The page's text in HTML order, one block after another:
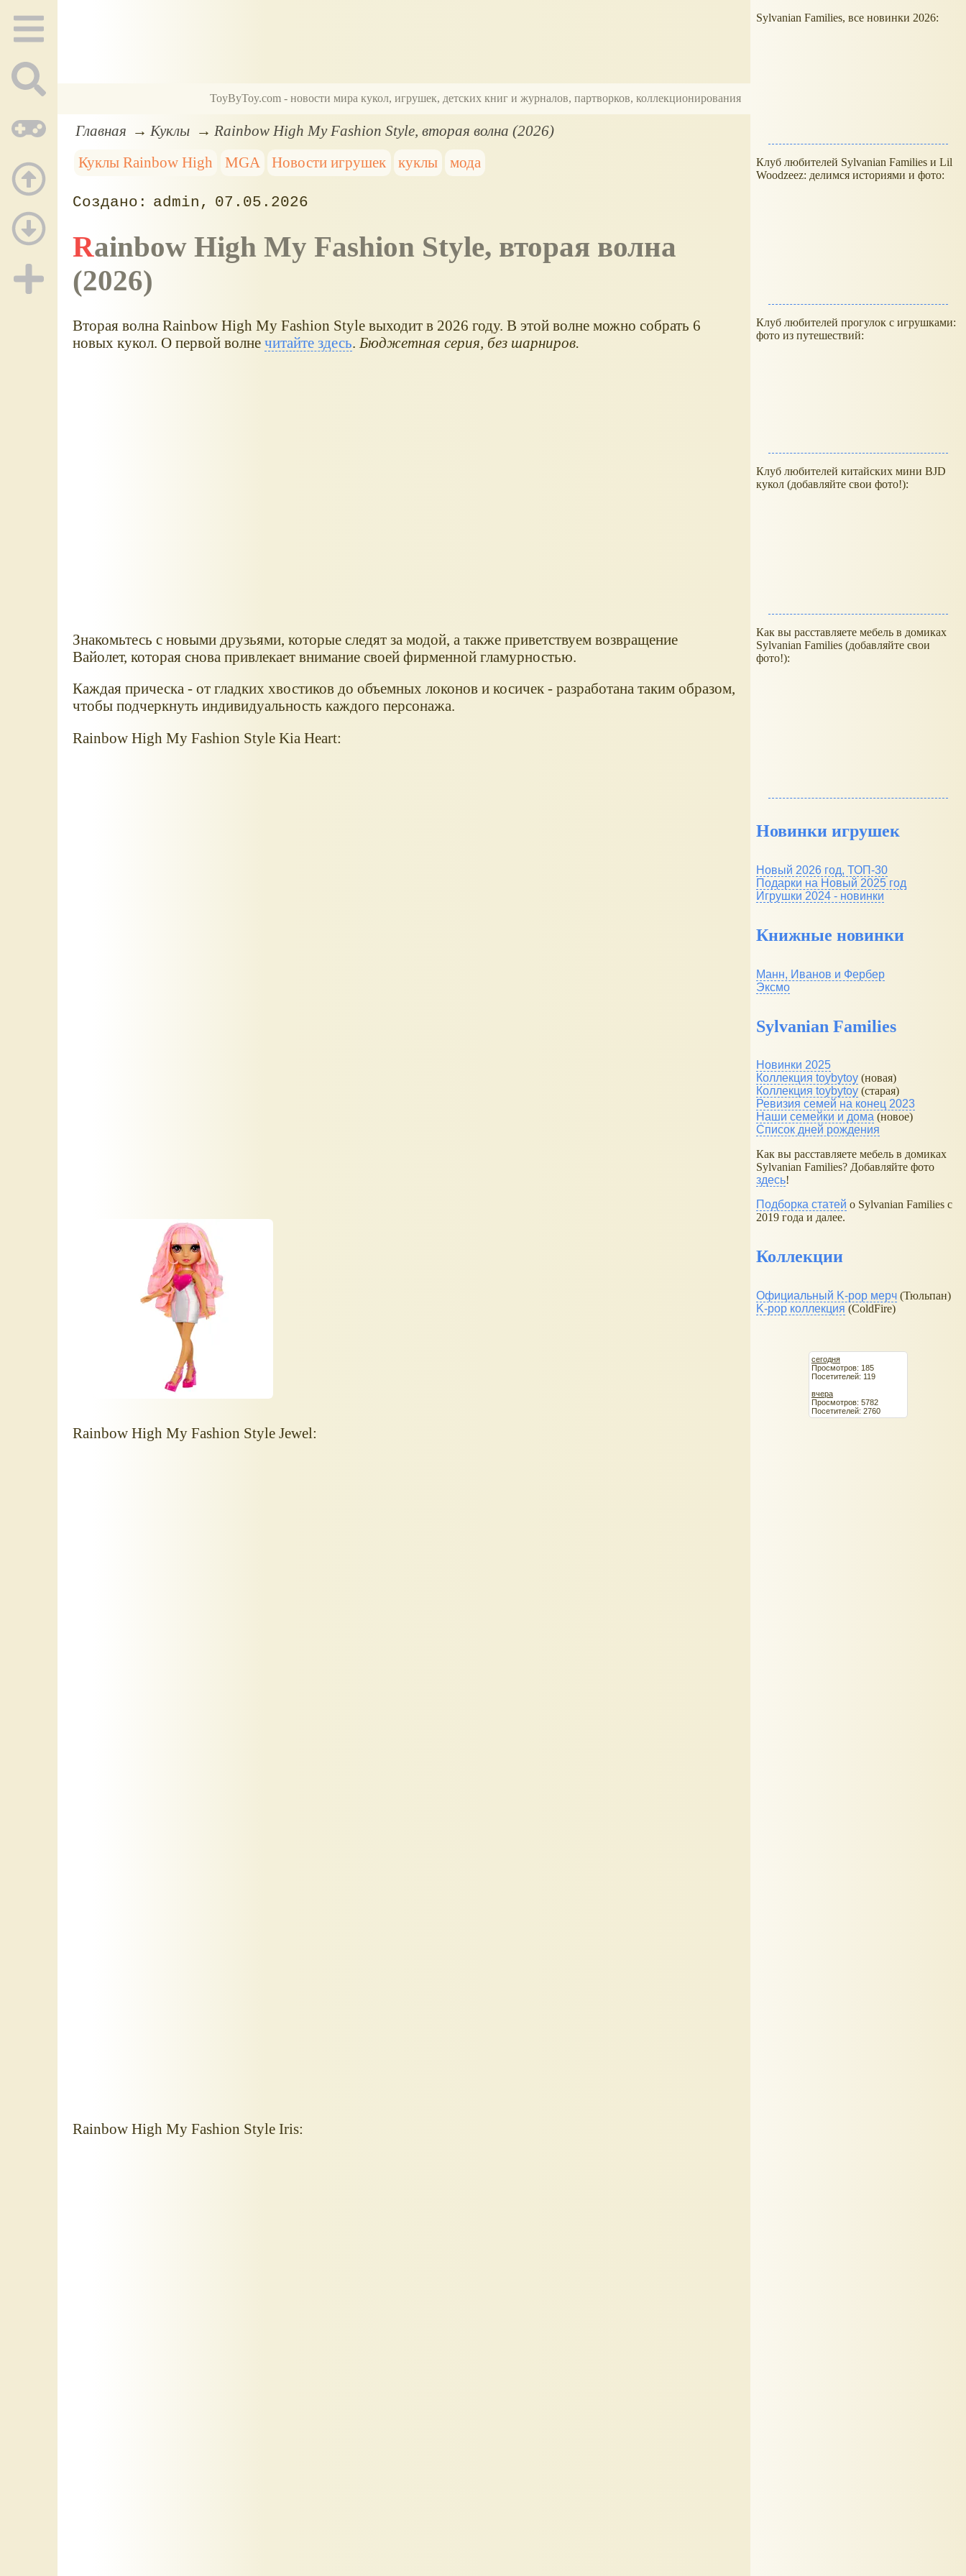
ToyByToy.com - новости мира кукол, игрушек, детских книг и журналов, партворков, коллекционирования
Главная Куклы
Rainbow High My Fashion Style, вторая волна (2026)
Куклы Rainbow High
MGA Новости игрушек куклы мода
admin 07.05.2026
Rainbow High My Fashion Style, вторая волна
(2026)
Вторая волна Rainbow High My Fashion Style выходит в 2026 году. В этой волне можно собрать 6
новых кукол. О первой волне читайте здесь. Бюджетная серия, без шарниров.
Знакомьтесь с новыми друзьями, которые следят за модой, а также приветствуем возвращение
Вайолет, которая снова привлекает внимание своей фирменной гламурностью.
Каждая прическа - от гладких хвостиков до объемных локонов и косичек - разработана таким образом,
чтобы подчеркнуть индивидуальность каждого персонажа.
Rainbow High My Fashion Style Kia Heart:
Rainbow High My Fashion Style Jewel:
Rainbow High My Fashion Style Iris:
Sylvanian Families, все новинки 2026:
Клуб любителей Sylvanian Families и Lil
Woodzeez: делимся историями и фото:
Клуб любителей прогулок с игрушками:
фото из путешествий:
Клуб любителей китайских мини BJD
кукол (добавляйте свои фото!):
Как вы расставляете мебель в домиках
Sylvanian Families (добавляйте свои
фото!):
Новинки игрушек
Новый 2026 год, ТОП-30
Подарки на Новый 2025 год
Игрушки 2024 - новинки
Книжные новинки
Манн, Иванов и Фербер
Эксмо
Sylvanian Families
Новинки 2025
Коллекция toybytoy (новая)
Коллекция toybytoy (старая)
Ревизия семей на конец 2023
Наши семейки и дома (новое)
Список дней рождения
Как вы расставляете мебель в домиках
Sylvanian Families? Добавляйте фото
здесь!
Подборка статей о Sylvanian Families с
2019 года и далее.
Коллекции
Официальный K-pop мерч (Тюльпан)
K-pop коллекция (ColdFire)
сегодня
Просмотров: 185
Посетителей: 119
вчера
Просмотров: 5782
Посетителей: 2760